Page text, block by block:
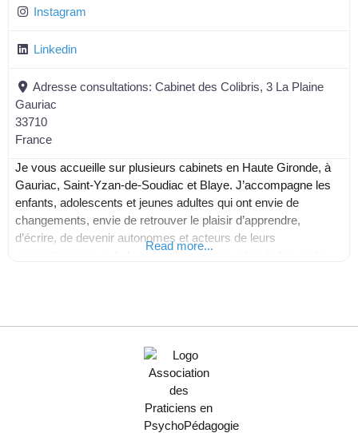
Instagram
Linkedin
Adresse consultations: Cabinet des Colibris, 3 La Plaine
Gauriac
33710
France
Je vous accueille sur plusieurs cabinets en Haute Gironde, à
Gauriac, Saint-Yzan-de-Soudiac et Blaye. J’accompagne les
enfants, adolescents et jeunes adultes qui ont envie de
changements, envie de retrouver le plaisir d’apprendre,
d’écrire, de devenir autonomes et acteurs de leurs
Read more...